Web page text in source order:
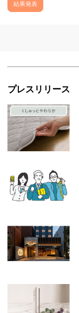
結果発表
プレスリリース